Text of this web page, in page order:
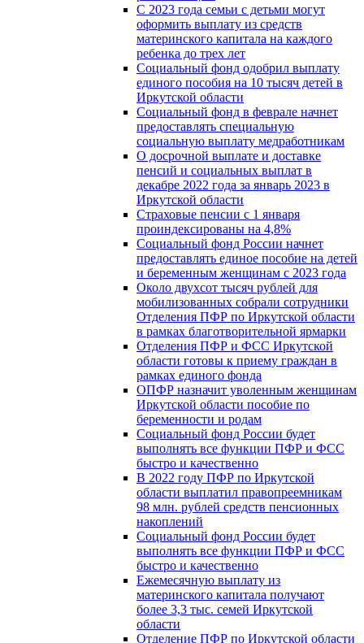
С 2023 года семьи с детьми могут
оформить выплату из средств
материнского капитала на каждого
ребенка до трех лет
Социальный фонд одобрил выплату
единого пособия на 10 тысяч детей в
Иркутской области
Социальный фонд в феврале начнет
предоставлять специальную
социальную выплату медработникам
О досрочной выплате и доставке
пенсий и социальных выплат в
декабре 2022 года за январь 2023 в
Иркутской области
Страховые пенсии с 1 января
проиндексированы на 4,8%
Социальный фонд России начнет
предоставлять единое пособие на детей
и беременным женщинам с 2023 года
Около двухсот тысяч рублей для
мобилизованных собрали сотрудники
Отделения ПФР по Иркутской области
в рамках благотворительной ярмарки
Отделения ПФР и ФСС Иркутской
области готовы к приему граждан в
рамках единого фонда
ОПФР назначит уволенным женщинам
Иркутской области пособие по
беременности и родам
Социальный фонд России будет
выполнять все функции ПФР и ФСС
быстро и качественно
В 2022 году ПФР по Иркутской
области выплатил правопреемникам
98 млн. рублей средств пенсионных
накоплений
Социальный фонд России будет
выполнять все функции ПФР и ФСС
быстро и качественно
Ежемесячную выплату из
материнского капитала получают
более 3,3 тыс. семей Иркутской
области
Отделение ПФР по Иркутской области